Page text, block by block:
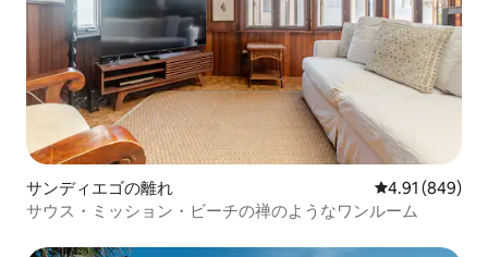
サンディエゴの離れ レビュー849
4.91 (849)
サウス・ミッション・ビーチの禅のようなワンルーム